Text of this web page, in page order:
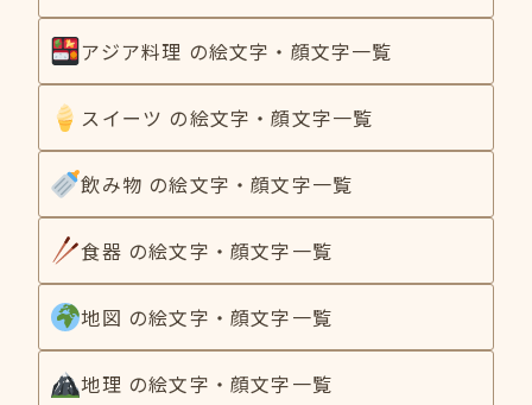
アジア料理 の絵文字・顔文字一覧
スイーツ の絵文字・顔文字一覧
飲み物 の絵文字・顔文字一覧
食器 の絵文字・顔文字一覧
地図 の絵文字・顔文字一覧
地理 の絵文字・顔文字一覧